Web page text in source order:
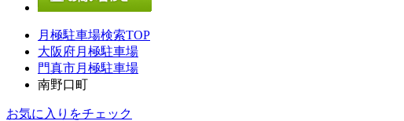
月極駐車場検索TOP
大阪府月極駐車場
門真市月極駐車場
南野口町
お気に入りをチェック